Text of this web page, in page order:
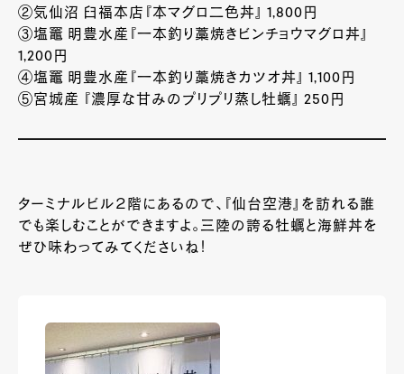
②気仙沼 臼福本店『本マグロ二色丼』 1,800円
③塩竈 明豊水産『一本釣り藁焼きビンチョウマグロ丼』
1,200円
④塩竈 明豊水産『一本釣り藁焼きカツオ丼』 1,100円
⑤宮城産 『濃厚な甘みのプリプリ蒸し牡蠣』 250円
ターミナルビル２階にあるので、『仙台空港』を訪れる誰
でも楽しむことができますよ。三陸の誇る牡蠣と海鮮丼を
ぜひ味わってみてくださいね！